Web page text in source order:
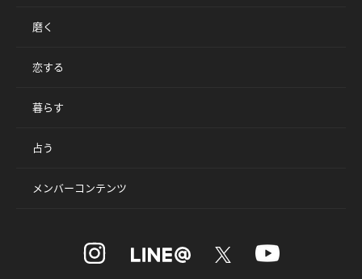
磨く
恋する
暮らす
占う
メンバーコンテンツ